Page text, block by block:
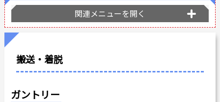
搬送・着脱
ガントリー
関連メニューを開く
会社沿革
事業所案内
ショールーム
個人情報の取り扱い
最新情報